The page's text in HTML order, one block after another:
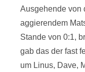
Ausgehende von
aggierendem
Stande von 0:1,
gab das der fast
um Linus, Dave,